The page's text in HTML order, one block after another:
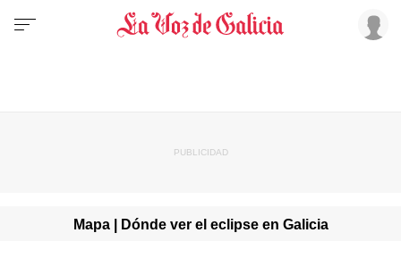
Mapa | Dónde ver el eclipse en Galicia